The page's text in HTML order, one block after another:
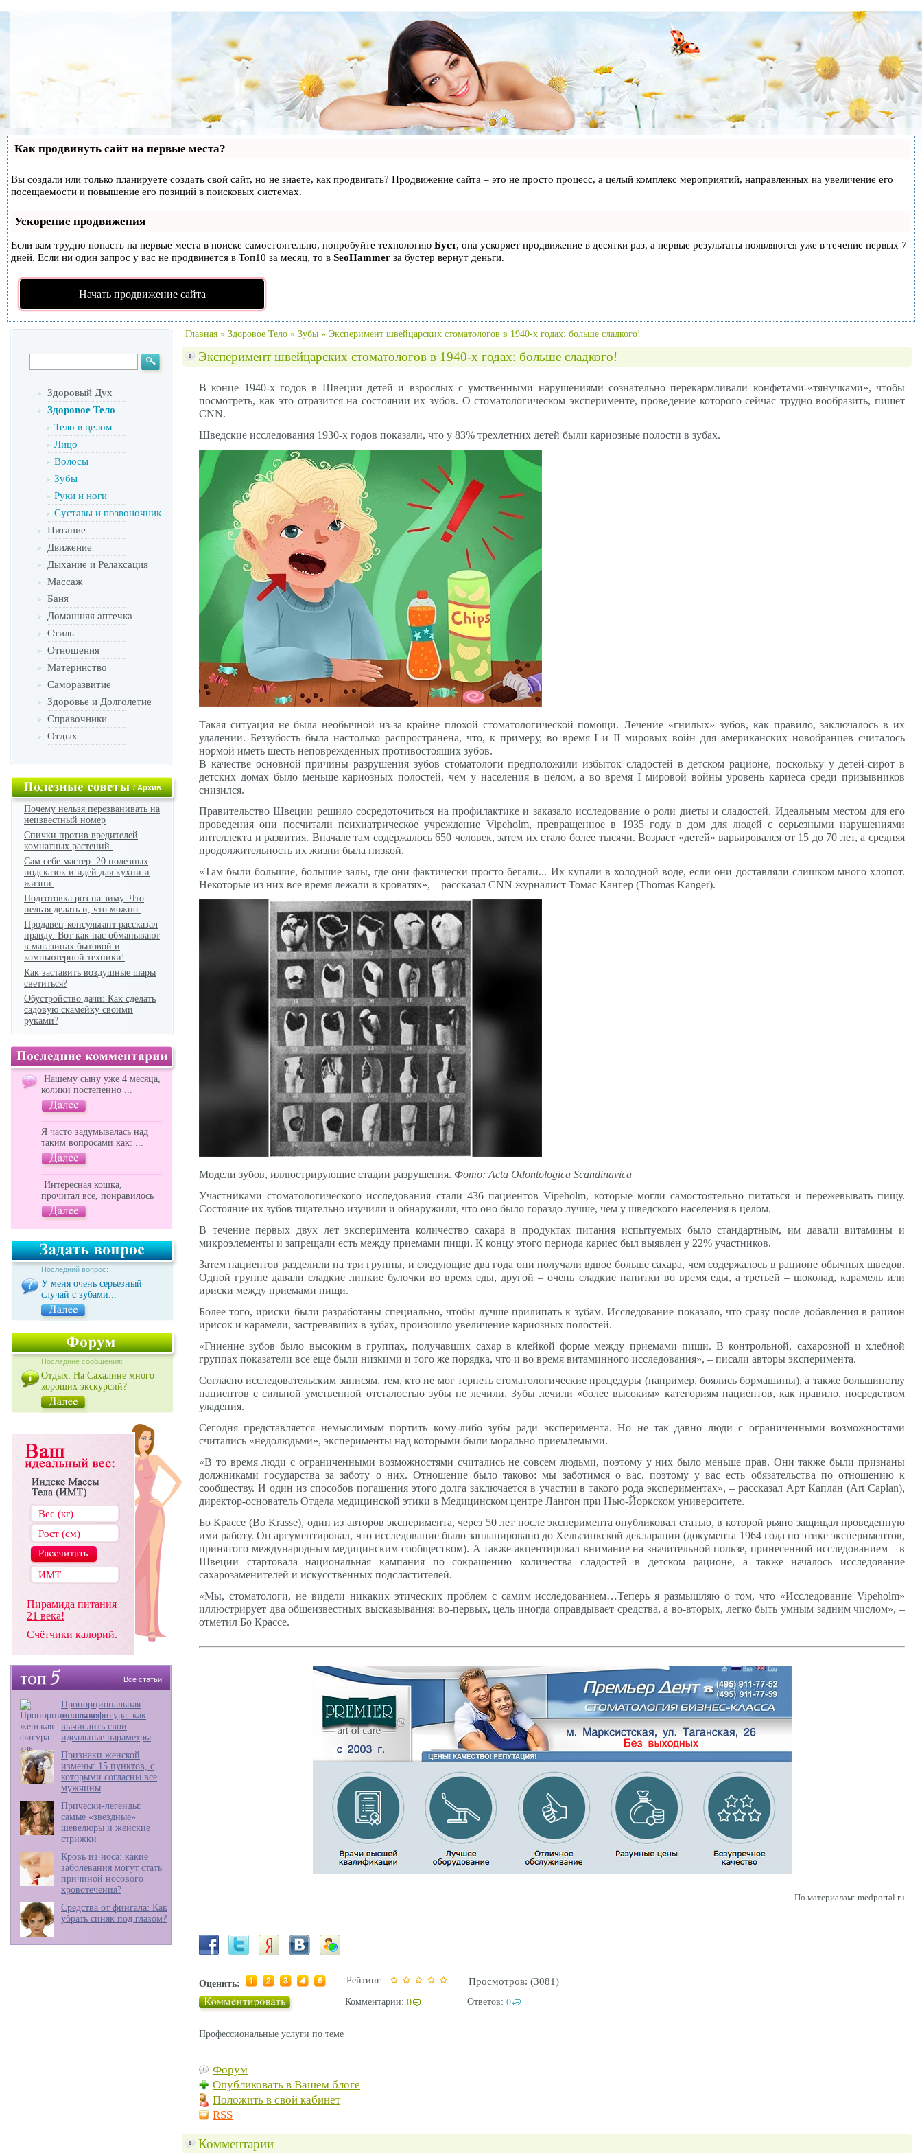
Как продвинуть сайт на первые места?
Вы создали или только планируете создать свой сайт, но не знаете, как продвигать? Продвижение сайта – это не просто процесс, а целый комплекс мероприятий, направленных на увеличение его
посещаемости и повышение его позиций в поисковых системах.
Ускорение продвижения
Если вам трудно попасть на первые места в поиске самостоятельно, попробуйте технологию Буст, она ускоряет продвижение в десятки раз, а первые результаты появляются уже в течение первых 7
дней. Если ни один запрос у вас не продвинется в Топ10 за месяц, то в SeoHammer за бустер вернут деньги.
Начать продвижение сайта
Здоровый Дух
Здоровое Тело
Тело в целом
Лицо
Волосы
Зубы
Руки и ноги
Суставы и позвоночник
Питание
Движение
Дыхание и Релаксация
Массаж
Баня
Домашняя аптечка
Стиль
Отношения
Материнство
Саморазвитие
Здоровье и Долголетие
Справочники
Отдых
/Архив
Почему нельзя перезванивать на
неизвестный номер
Спички против вредителей
комнатных растений.
Сам себе мастер. 20 полезных
подсказок и идей для кухни и
жизни.
Подготовка роз на зиму. Что
нельзя делать и, что можно.
Продавец-консультант рассказал
правду. Вот как нас обманывают
в магазинах бытовой и
компьютерной техники!
Как заставить воздушные шары
светиться?
Обустройство дачи: Как сделать
садовую скамейку своими
руками?
Нашему сыну уже 4 месяца,
колики постепенно ...
Я часто задумывалась над
таким вопросами как: ...
Интересная кошка,
прочитал все, понравилось
Последний вопрос:
У меня очень серьезный
случай с зубами...
Последние сообщения:
Отдых: На Сахалине много
хороших экскурсий?
Пирамида питания
21 века!
Счётчики калорий.
Все статьи
Пропорциональная
женская фигура: как
вычислить свои
идеальные параметры
Признаки женской
измены: 15 пунктов, с
которыми согласны все
мужчины
Прически-легенды:
самые «звездные»
шевелюры и женские
стрижки
Кровь из носа: какие
заболевания могут стать
причиной носового
кровотечения?
Средства от фингала: Как
убрать синяк под глазом?
Главная » Здоровое Тело » Зубы » Эксперимент швейцарских стоматологов в 1940-х годах: больше сладкого!
Эксперимент швейцарских стоматологов в 1940-х годах: больше сладкого!
В конце 1940-х годов в Швеции детей и взрослых с умственными нарушениями сознательно перекармливали конфетами-«тянучками», чтобы
посмотреть, как это отразится на состоянии их зубов. О стоматологическом эксперименте, проведение которого сейчас трудно вообразить, пишет
CNN.
Шведские исследования 1930-х годов показали, что у 83% трехлетних детей были кариозные полости в зубах.
Такая ситуация не была необычной из-за крайне плохой стоматологической помощи. Лечение «гнилых» зубов, как правило, заключалось в их
удалении. Беззубость была настолько распространена, что, к примеру, во время I и II мировых войн для американских новобранцев считалось
нормой иметь шесть неповрежденных противостоящих зубов.
В качестве основной причины разрушения зубов стоматологи предположили избыток сладостей в детском рационе, поскольку у детей-сирот в
детских домах было меньше кариозных полостей, чем у населения в целом, а во время I мировой войны уровень кариеса среди призывников
снизился.
Правительство Швеции решило сосредоточиться на профилактике и заказало исследование о роли диеты и сладостей. Идеальным местом для его
проведения они посчитали психиатрическое учреждение Vipeholm, превращенное в 1935 году в дом для людей с серьезными нарушениями
интеллекта и развития. Вначале там содержалось 650 человек, затем их стало более тысячи. Возраст «детей» варьировался от 15 до 70 лет, а средняя
продолжительность их жизни была низкой.
«Там были большие, большие залы, где они фактически просто бегали... Их купали в холодной воде, если они доставляли слишком много хлопот.
Некоторые из них все время лежали в кроватях», – рассказал CNN журналист Томас Кангер (Thomas Kanger).
Модели зубов, иллюстрирующие стадии разрушения. Фото: Acta Odontologica Scandinavica
Участниками стоматологического исследования стали 436 пациентов Vipeholm, которые могли самостоятельно питаться и пережевывать пищу.
Состояние их зубов тщательно изучили и обнаружили, что оно было гораздо лучше, чем у шведского населения в целом.
В течение первых двух лет эксперимента количество сахара в продуктах питания испытуемых было стандартным, им давали витамины и
микроэлементы и запрещали есть между приемами пищи. К концу этого периода кариес был выявлен у 22% участников.
Затем пациентов разделили на три группы, и следующие два года они получали вдвое больше сахара, чем содержалось в рационе обычных шведов.
Одной группе давали сладкие липкие булочки во время еды, другой – очень сладкие напитки во время еды, а третьей – шоколад, карамель или
ириски между приемами пищи.
Более того, ириски были разработаны специально, чтобы лучше прилипать к зубам. Исследование показало, что сразу после добавления в рацион
ирисок и карамели, застревавших в зубах, произошло увеличение кариозных полостей.
«Гниение зубов было высоким в группах, получавших сахар в клейкой форме между приемами пищи. В контрольной, сахарозной и хлебной
группах показатели все еще были низкими и того же порядка, что и во время витаминного исследования», – писали авторы эксперимента.
Согласно исследовательским записям, тем, кто не мог терпеть стоматологические процедуры (например, боялись бормашины), а также большинству
пациентов с сильной умственной отсталостью зубы не лечили. Зубы лечили «более высоким» категориям пациентов, как правило, посредством
уладения.
Сегодня представляется немыслимым портить кому-либо зубы ради эксперимента. Но не так давно люди с ограниченными возможностями
считались «недолюдьми», эксперименты над которыми были морально приемлемыми.
«В то время люди с ограниченными возможностями считались не совсем людьми, поэтому у них было меньше прав. Они также были признаны
должниками государства за заботу о них. Отношение было таково: мы заботимся о вас, поэтому у вас есть обязательства по отношению к
сообществу. И один из способов погашения этого долга заключается в участии в такого рода экспериментах», – рассказал Арт Каплан (Art Caplan),
директор-основатель Отдела медицинской этики в Медицинском центре Лангон при Нью-Йоркском университете.
Бо Крассе (Bo Krasse), один из авторов эксперимента, через 50 лет после эксперимента опубликовал статью, в которой рьяно защищал проведенную
ими работу. Он аргументировал, что исследование было запланировано до Хельсинкской декларации (документа 1964 года по этике экспериментов,
принятого международным медицинским сообществом). А также акцентировал внимание на значительной пользе, принесенной исследованием – в
Швеции стартовала национальная кампания по сокращению количества сладостей в детском рационе, а также началось исследование
сахарозаменителей и искусственных подсластителей.
«Мы, стоматологи, не видели никаких этических проблем с самим исследованием…Теперь я размышляю о том, что «Исследование Vipeholm»
иллюстрирует два общеизвестных высказывания: во-первых, цель иногда оправдывает средства, а во-вторых, легко быть умным задним числом», –
отметил Бо Крассе.
По материалам: medportal.ru
Оценить: Рейтинг: Просмотров: (3081)
Комментарии: 0 Ответов: 0
Профессиональные услуги по теме
Форум
Опубликовать в Вашем блоге
Положить в свой кабинет
RSS
Комментарии